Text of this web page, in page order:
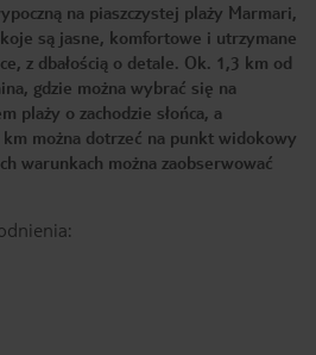
na piaszczystej plaży Marmari,
są jasne, komfortowe i utrzymane
z dbałością o detale. Ok. 1,3 km od
gdzie można wybrać się na
plaży o zachodzie słońca, a
km można dotrzeć na punkt widokowy
warunkach można zaobserwować